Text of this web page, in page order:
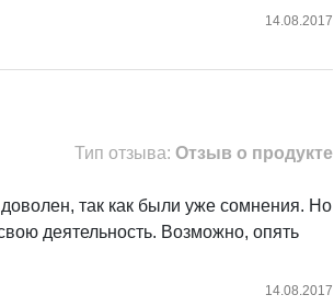
14.08.2017
Тип отзыва: Отзыв о продукте
так как были уже сомнения. Но
деятельность. Возможно, опять
14.08.2017